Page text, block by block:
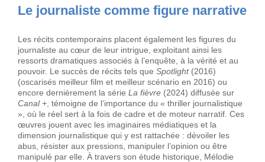
Le journaliste comme figure narrative
Les récits contemporains placent également les figures du
journaliste au cœur de leur intrigue, exploitant ainsi les
ressorts dramatiques associés à l’enquête, à la vérité et au
pouvoir. Le succès de récits tels que Spotlight (2016)
(oscarisés meilleur film et meilleur scénario en 2016) ou
encore dernièrement la série La fièvre (2024) diffusée sur
Canal + , témoigne de l’importance du « thriller journalistique
», où le réel sert à la fois de cadre et de moteur narratif. Ces
œuvres jouent avec les imaginaires médiatiques et la
dimension journalistique qui y est rattachée : dévoiler les
abus, résister aux pressions, manipuler l’opinion ou être
manipulé par elle. À travers son étude historique, Mélodie